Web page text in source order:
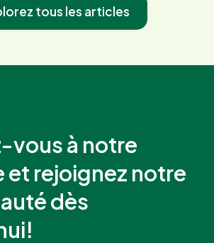
tous les articles
vous à notre
et rejoignez notre
dès